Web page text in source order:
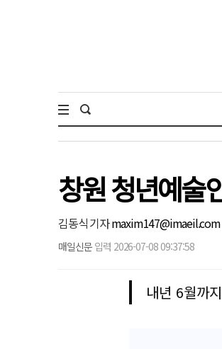
창원 청년예술
김동식 기자maxim147@imaeil.com
매일신문 입력 2026-07-08 09:37:58
내년 6월까